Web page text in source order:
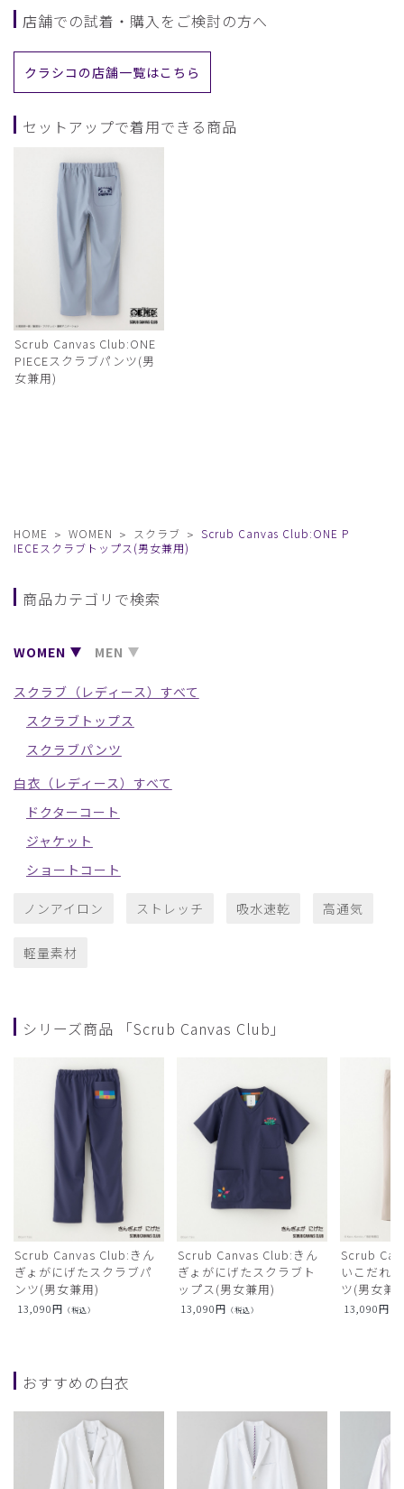
店舗での試着・購入をご検討の方へ
クラシコの店舗一覧はこちら
セットアップで着用できる商品
Scrub Canvas Club:ONE
PIECEスクラブパンツ(男
女兼用)
HOME WOMEN スクラブ
Scrub Canvas Club:ONE P
IECEスクラブトップス(男女兼用)
商品カテゴリで検索
WOMEN MEN
スクラブ（レディース）すべて
スクラブトップス
スクラブパンツ
白衣（レディース）すべて
ドクターコート
ジャケット
ショートコート
ノンアイロン ストレッチ 吸水速乾 高通気
軽量素材
シリーズ商品 「Scrub Canvas Club」
Scrub Canvas Club:きん
ぎょがにげたスクラブパ
ンツ(男女兼用)
13,090円 （税込）
Scrub Canvas Club:きん
ぎょがにげたスクラブト
ップス(男女兼用)
13,090円 （税込）
Scrub
いこだれ
ツ(男女兼
13,090円
おすすめの白衣